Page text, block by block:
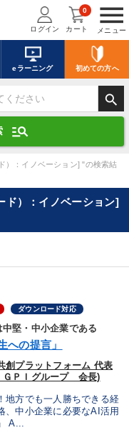
menu
メニュー
ログイン カート
0
eラーニング 初めての方へ
search
manage_search
る
索
ンと経営
イス
）：イノベーション] "の検索結
ド）：イノベーション]
ダウンロード対応
堅・中小企業である
への提言」
創プラットフォーム 代表
ＧＰＩグループ 会長)
地方でも一人勝ちできる経
、中小企業に必要なAI活用
A...